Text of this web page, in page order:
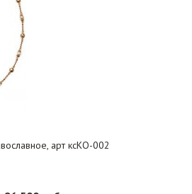
арт ксКО-002